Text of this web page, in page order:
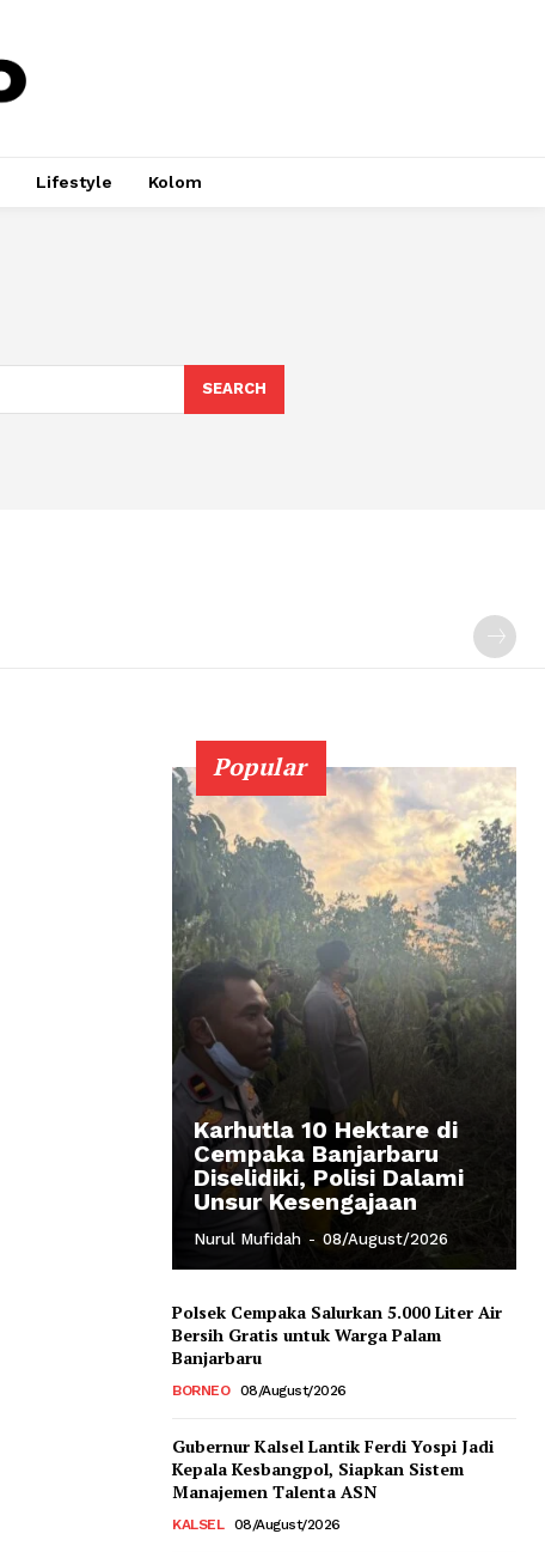
Lifestyle Kolom
SEARCH
Popular
Karhutla 10 Hektare di
Cempaka Banjarbaru
Diselidiki, Polisi Dalami
Unsur Kesengajaan
Nurul Mufidah - 08/August/2026
Polsek Cempaka Salurkan 5.000 Liter Air
Bersih Gratis untuk Warga Palam
Banjarbaru
BORNEO 08/August/2026
Gubernur Kalsel Lantik Ferdi Yospi Jadi
Kepala Kesbangpol, Siapkan Sistem
Manajemen Talenta ASN
KALSEL 08/August/2026